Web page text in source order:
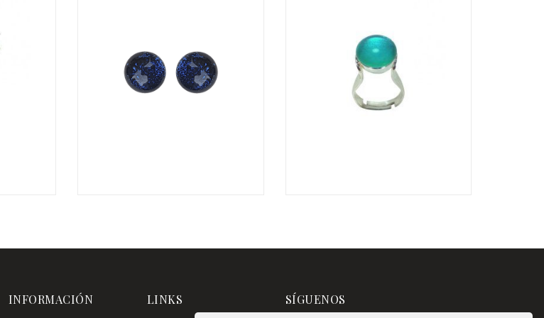
INFORMACIÓN LINKS SÍGUENOS